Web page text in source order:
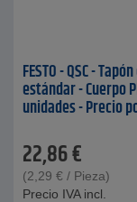
FESTO - QSC -
estándar - Cuerpo
unidades - Precio
22,86€
(2,29 € / Pieza)
Precio IVA incl.